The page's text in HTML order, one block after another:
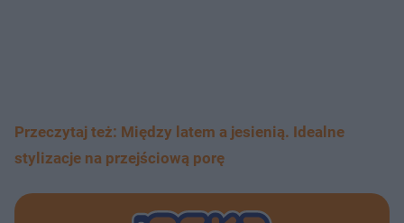
Przeczytaj też: Między latem a jesienią. Idealne
stylizacje na przejściową porę